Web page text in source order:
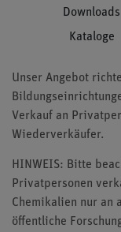
Downloads
Kataloge
Unser Angebot
Verkauf an
Wiederverkäufer.
HINWEIS: Bitte
Privatpersonen
Chemikalien nur an
öffentliche